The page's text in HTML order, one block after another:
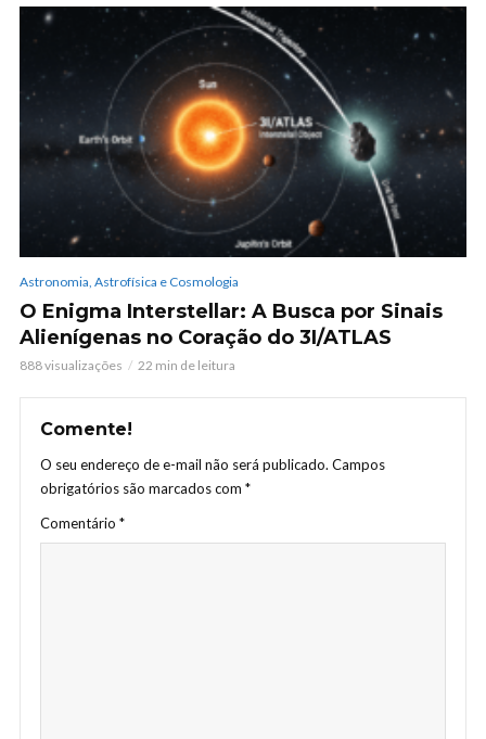
Astronomia, Astrofísica e Cosmologia
O Enigma Interstellar: A Busca por Sinais
Alienígenas no Coração do 3I/ATLAS
888 visualizações 22 min de leitura
Comente!
O seu endereço de e-mail não será publicado. Campos
obrigatórios são marcados com *
Comentário *